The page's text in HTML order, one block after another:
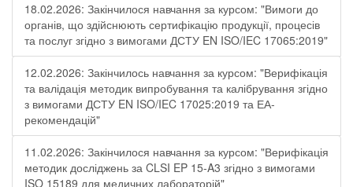
18.02.2026: Закінчилося навчання за курсом: "Вимоги до
органів, що здійснюють сертифікацію продукції, процесів
та послуг згідно з вимогами ДСТУ EN ISO/IEC 17065:2019"
12.02.2026: Закінчилось навчання за курсом: "Верифікація
та валідація методик випробування та калібрування згідно
з вимогами ДСТУ EN ISO/IEC 17025:2019 та ЕА-
рекомендацій"
11.02.2026: Закінчилося навчання за курсом: "Верифікація
методик досліджень за CLSI EP 15-A3 згідно з вимогами
ISO 15189 для медичних лабораторій"